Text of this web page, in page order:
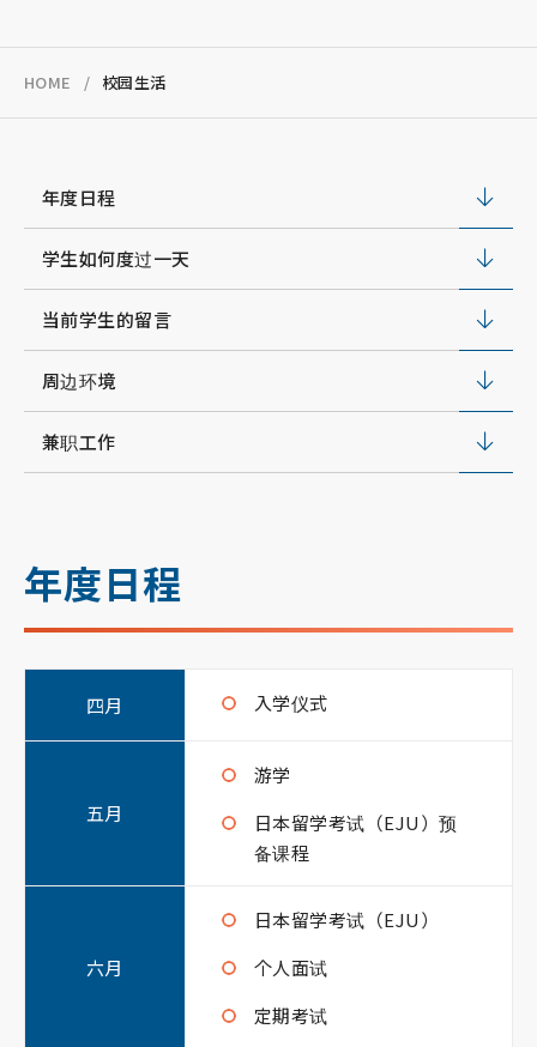
HOME 校园生活
年度日程
学生如何度过一天
当前学生的留言
周边环境
兼职工作
年度日程
四月 入学仪式
五月
游学
日本留学考试（EJU）预
备课程
六月
日本留学考试（EJU）
个人面试
定期考试